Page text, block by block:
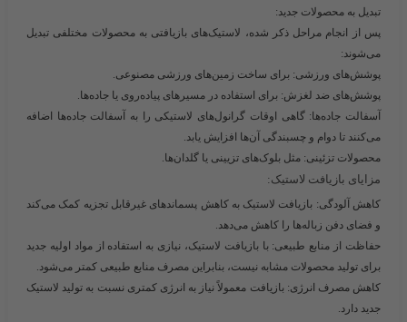
تبدیل به محصولات جدید:
پس از انجام مراحل ذکر شده، لاستیک‌های بازیافتی به محصولات مختلفی تبدیل
می‌شوند:
پوشش‌های ورزشی: برای ساخت زمین‌های ورزشی مصنوعی.
پوشش‌های ضد لغزش: برای استفاده در مسیرهای پیاده‌روی یا جاده‌ها.
آسفالت جاده‌ها: گاهی اوقات گرانول‌های لاستیکی را به آسفالت جاده‌ها اضافه
می‌کنند تا دوام و چسبندگی آن‌ها افزایش یابد.
محصولات تزئینی: مثل بلوک‌های تزیینی یا گلدان‌ها.
مزایای بازیافت لاستیک:
کاهش آلودگی: بازیافت لاستیک به کاهش پسماندهای غیرقابل تجزیه کمک می‌کند
و فضای دفن زباله‌ها را کاهش می‌دهد.
حفاظت از منابع طبیعی: با بازیافت لاستیک، نیازی به استفاده از مواد اولیه جدید
برای تولید محصولات مشابه نیست، بنابراین مصرف منابع طبیعی کمتر می‌شود.
کاهش مصرف انرژی: بازیافت معمولاً نیاز به انرژی کمتری نسبت به تولید لاستیک
جدید دارد.